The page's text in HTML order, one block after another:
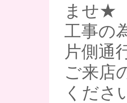
ませ★
工事の
片側通
ご来店
くださ